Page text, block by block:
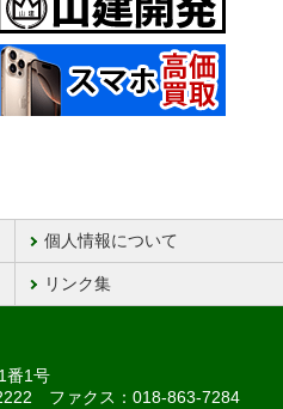
個人情報について
リンク集
番1号
ファクス：018-863-7284